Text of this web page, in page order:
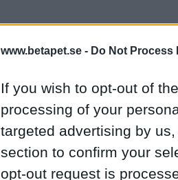
www.betapet.se - Do Not Process
If you wish to opt-out of
processing of your
targeted advertising by
section to confirm your
opt-out request is